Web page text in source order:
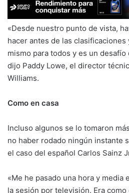
«Desde nuestro punto de vista,
hacer antes de las clasificaciones
mismo para todos y es un
dijo Paddy Lowe, el director
Williams.
Como en casa
Incluso algunos se lo tomaron
no haber rodado ningún instante
el caso del español Carlos Sainz
«Me he pasado una hora y media
la sesión por televisión. Era